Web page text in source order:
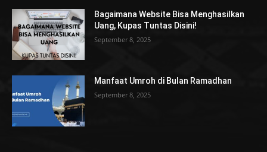
Bagaimana Website Bisa Menghasilkan
Uang, Kupas Tuntas Disini!
September 8, 2025
Manfaat Umroh di Bulan Ramadhan
September 8, 2025